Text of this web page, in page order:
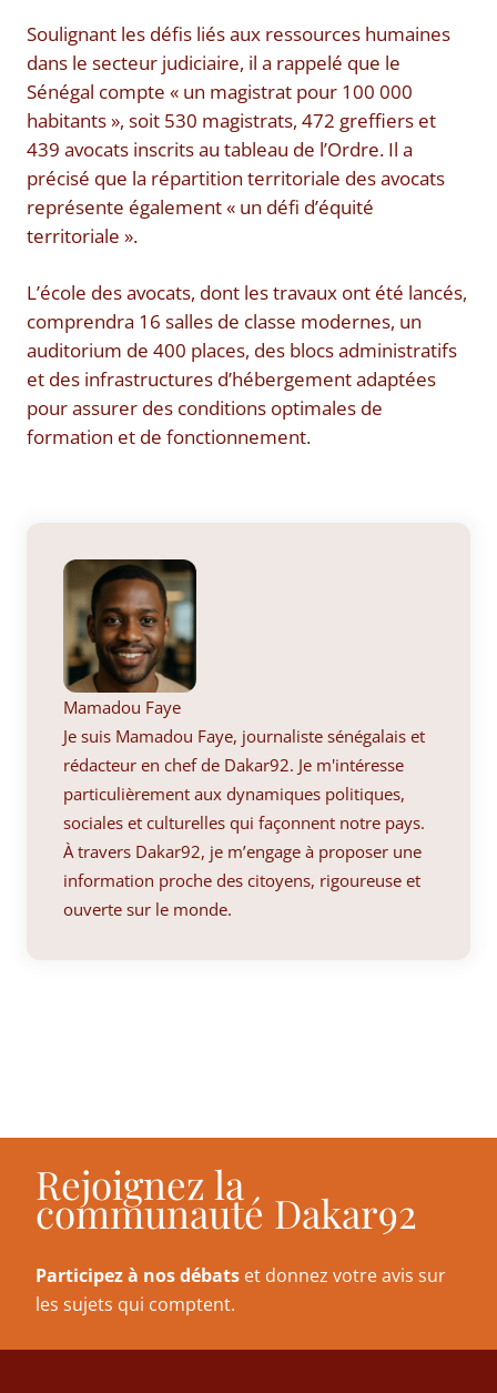
Soulignant les défis liés aux ressources humaines
dans le secteur judiciaire, il a rappelé que le
Sénégal compte « un magistrat pour 100 000
habitants », soit 530 magistrats, 472 greffiers et
439 avocats inscrits au tableau de l’Ordre. Il a
précisé que la répartition territoriale des avocats
représente également « un défi d’équité
territoriale ».
L’école des avocats, dont les travaux ont été lancés,
comprendra 16 salles de classe modernes, un
auditorium de 400 places, des blocs administratifs
et des infrastructures d’hébergement adaptées
pour assurer des conditions optimales de
formation et de fonctionnement.
Mamadou Faye
Je suis Mamadou Faye, journaliste sénégalais et
rédacteur en chef de Dakar92. Je m'intéresse
particulièrement aux dynamiques politiques,
sociales et culturelles qui façonnent notre pays.
À travers Dakar92, je m’engage à proposer une
information proche des citoyens, rigoureuse et
ouverte sur le monde.
Rejoignez la
communauté Dakar92
Participez à nos débats et donnez votre avis sur
les sujets qui comptent.